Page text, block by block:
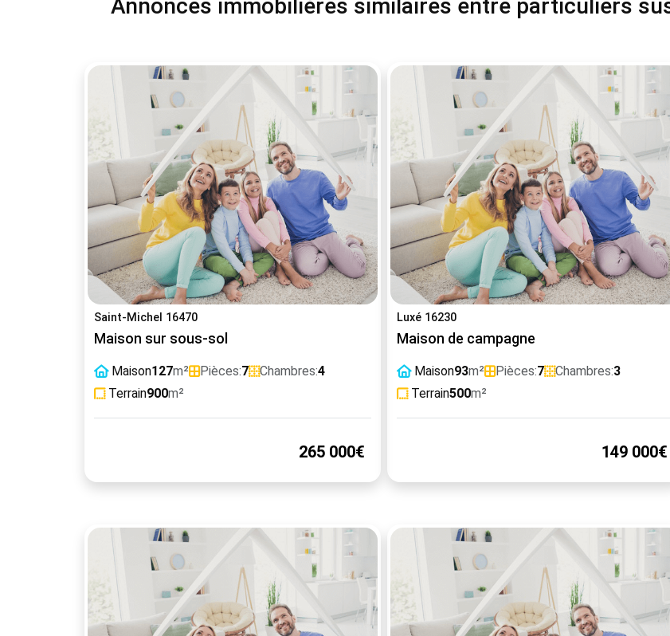
Annonces immobilières similaires entre particuliers
Saint-Michel 16470
Maison sur sous-sol
Maison127m² Pièces:7 Chambres:4
Terrain900m²
265 000€
Luxé 16230
Maison de campagne
Maison93m² Pièces:7 Chambres:3
Terrain500m²
149 000€